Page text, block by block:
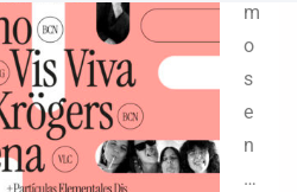
m
o
s
e
n
…